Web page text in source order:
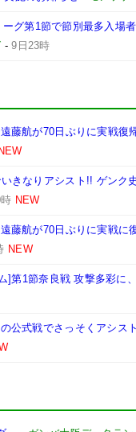
グ第1節で節別最多入場
-9日23時
藤航が70日ぶりに実戦復
NEW
きなりアシスト!! ゲンク
NEW
藤航が70日ぶりに実戦に
NEW
]第1節奈良戦 攻撃多彩に
公式戦でさっそくアシス